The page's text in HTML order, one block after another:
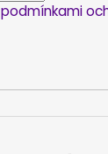
podmínkami